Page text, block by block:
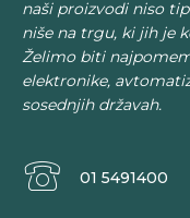
naši proizvodi niso
niše na trgu, ki jih je
Želimo biti
elektronike,
sosednjih državah.
01 5491400